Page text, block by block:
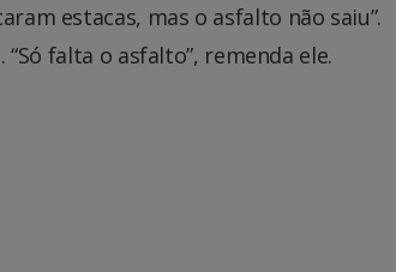
estacas, mas o asfalto não saiu”.
falta o asfalto”, remenda ele.